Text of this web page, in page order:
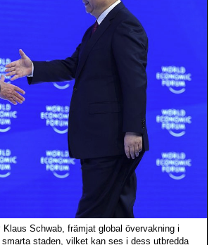
Schwab, främjat global övervakning i
staden, vilket kan ses i dess utbredda